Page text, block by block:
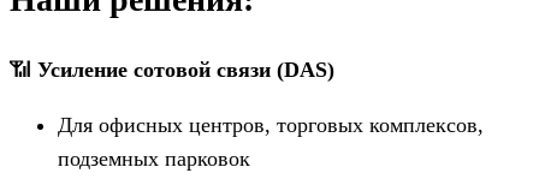
📶 Усиление сотовой связи (DAS)
Для офисных центров, торговых комплексов,
подземных парковок